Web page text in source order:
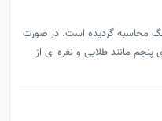
محاسبه گردیده است. در صورت
مانند طلایی و نقره ای از